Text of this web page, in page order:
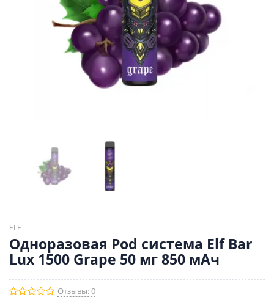
ELF
Одноразовая Pod система Elf Bar
Lux 1500 Grape 50 мг 850 мАч
Отзывы: 0